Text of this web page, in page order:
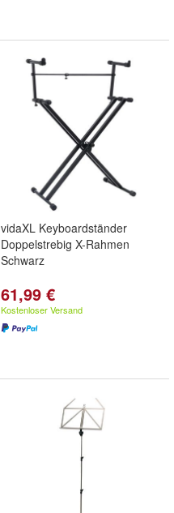
vidaXL Keyboardständer
Doppelstrebig X-Rahmen
Schwarz
61,99 €
Kostenloser Versand